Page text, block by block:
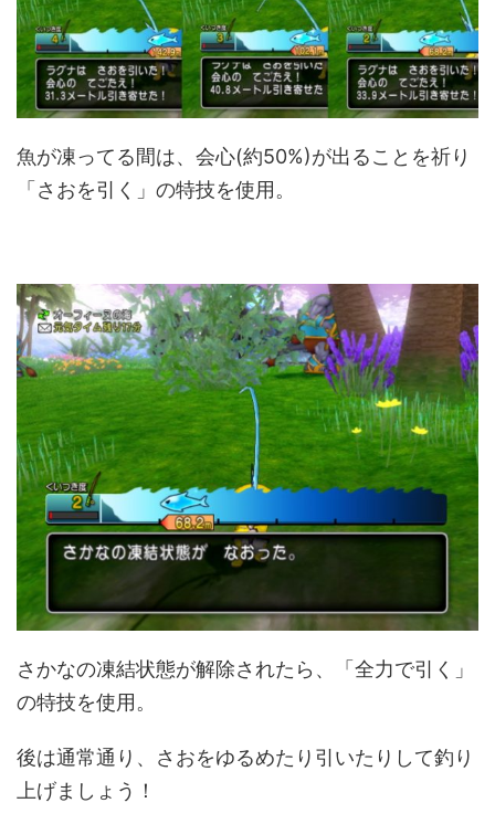
魚が凍ってる間は、会心(約50%)が出ることを祈り
「さおを引く」の特技を使用。
さかなの凍結状態が解除されたら、「全力で引く」
の特技を使用。
後は通常通り、さおをゆるめたり引いたりして釣り
上げましょう！